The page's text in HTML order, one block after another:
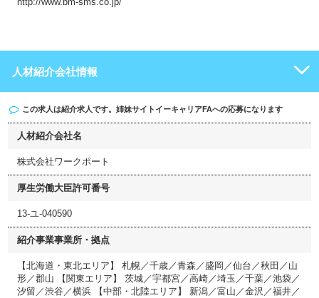
人材紹介会社情報
この求人は紹介求人です。姉妹サイト イーキャリアFAへの応募になります
人材紹介会社名
株式会社ワークポート
厚生労働大臣許可番号
13-ユ-040590
紹介事業事業所・拠点
【北海道・東北エリア】 札幌／千歳／青森／盛岡／仙台／秋田／山
形／郡山 【関東エリア】 茨城／宇都宮／高崎／埼玉／千葉／池袋／
汐留／渋谷／横浜 【中部・北陸エリア】 新潟／富山／金沢／福井／